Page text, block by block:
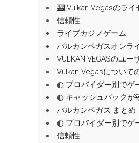
🎰 Vulkan Vegasのライ
信頼性
ライブカジノゲーム
バルカンベガスオンラ
VULKAN VEGASのユー
Vulkan Vegasについて
◍ プロバイダー別でゲ
◍ キャッシュバックが
バルカンベガス まとめ
◍ プロバイダー別でゲ
信頼性